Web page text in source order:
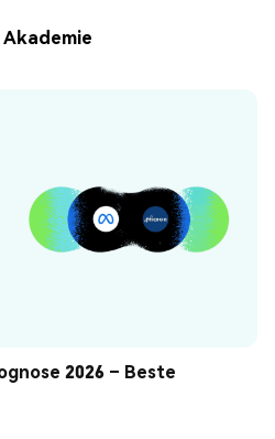
Akademie
2026 – Beste